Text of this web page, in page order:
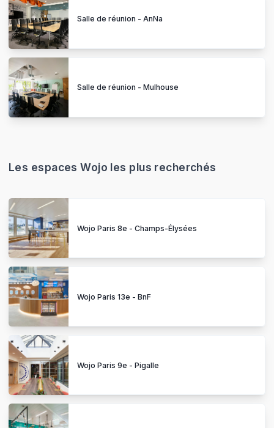
Salle de réunion - AnNa
Salle de réunion - Mulhouse
Les espaces Wojo les plus recherchés
Wojo Paris 8e - Champs-Élysées
Wojo Paris 13e - BnF
Wojo Paris 9e - Pigalle